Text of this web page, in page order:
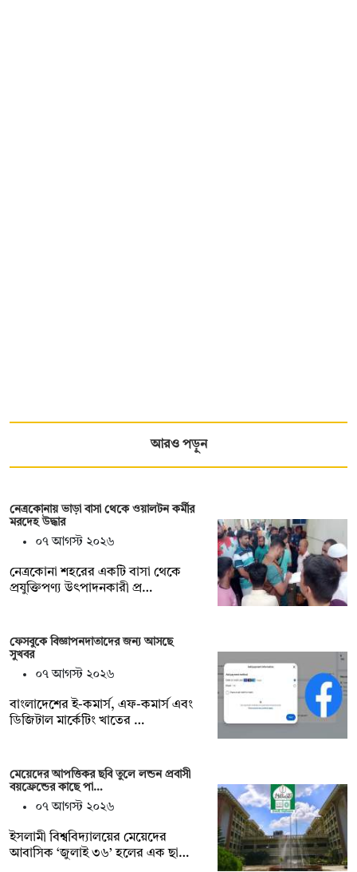
আরও পড়ুন
নেত্রকোনায় ভাড়া বাসা থেকে ওয়ালটন কর্মীর
মরদেহ উদ্ধার
০৭ আগস্ট ২০২৬
নেত্রকোনা শহরের একটি বাসা থেকে
প্রযুক্তিপণ্য উৎপাদনকারী প্র…
ফেসবুকে বিজ্ঞাপনদাতাদের জন্য আসছে
সুখবর
০৭ আগস্ট ২০২৬
বাংলাদেশের ই-কমার্স, এফ-কমার্স এবং
ডিজিটাল মার্কেটিং খাতের …
মেয়েদের আপত্তিকর ছবি তুলে লন্ডন প্রবাসী
বয়ফ্রেন্ডের কাছে পা…
০৭ আগস্ট ২০২৬
ইসলামী বিশ্ববিদ্যালয়ের মেয়েদের
আবাসিক ‘জুলাই ৩৬’ হলের এক ছা…